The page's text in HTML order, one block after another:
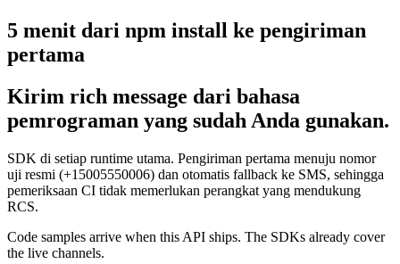
5 menit dari npm install ke pengiriman
pertama
Kirim rich message dari bahasa
pemrograman yang sudah Anda gunakan.
SDK di setiap runtime utama. Pengiriman pertama menuju nomor
uji resmi (+15005550006) dan otomatis fallback ke SMS, sehingga
pemeriksaan CI tidak memerlukan perangkat yang mendukung
RCS.
Code samples arrive when this API ships. The SDKs already cover
the live channels.